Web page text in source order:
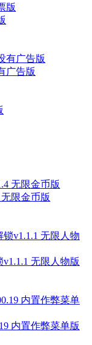
广告版
限金币版
无限人物版
内置作弊菜单版